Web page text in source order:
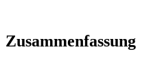
Zusammenfassung